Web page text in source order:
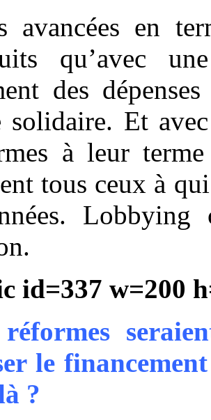
avancées en
qu’avec
des
solidaire. Et
à leur
tous ceux à
id=337 w=200
réformes
le
?